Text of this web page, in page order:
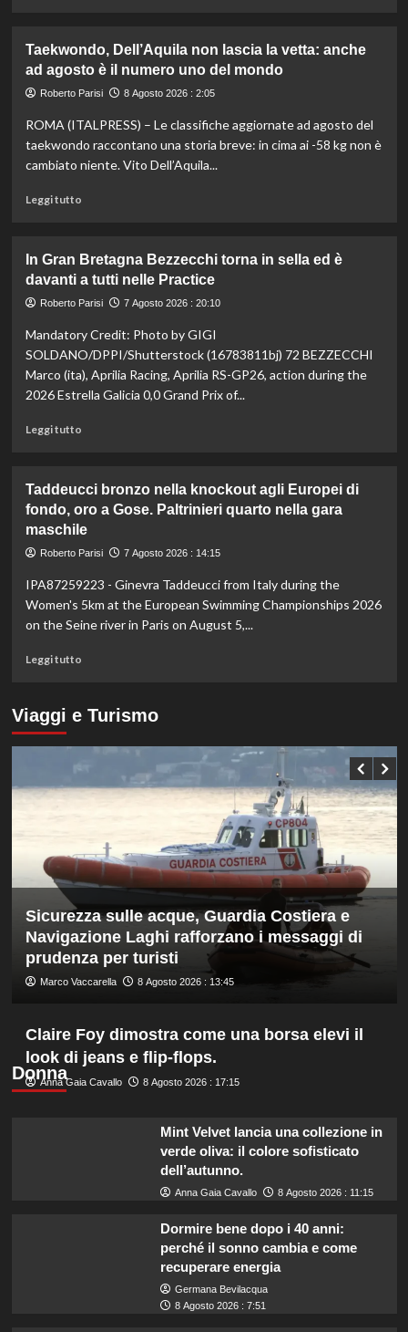
Impresa
di
Kelly
a
16
anni
Mondiali
U20
Taekwondo, Dell’Aquila non lascia la vetta: anche
ad agosto è il numero uno del mondo
Roberto Parisi 8 Agosto 2026 : 2:05
ROMA (ITALPRESS) – Le classifiche aggiornate ad agosto del
taekwondo raccontano una storia breve: in cima ai -58 kg non è
cambiato niente. Vito Dell’Aquila...
Leggi tuttoLeggi
Taekwondo,
Dell’Aquila
non
la
vetta:
anche
ad
del
mondo
In Gran Bretagna Bezzecchi torna in sella ed è
davanti a tutti nelle Practice
Roberto Parisi 7 Agosto 2026 : 20:10
Mandatory Credit: Photo by GIGI
SOLDANO/DPPI/Shutterstock (16783811bj) 72 BEZZECCHI
Marco (ita), Aprilia Racing, Aprilia RS-GP26, action during the
2026 Estrella Galicia 0,0 Grand Prix of...
Leggi tuttoLeggi
In
Gran
Bretagna
Bezzecchi
in
sella
ed
Practice
Taddeucci bronzo nella knockout agli Europei di
fondo, oro a Gose. Paltrinieri quarto nella gara
maschile
Roberto Parisi 7 Agosto 2026 : 14:15
IPA87259223 - Ginevra Taddeucci from Italy during the
Women's 5km at the European Swimming Championships 2026
on the Seine river in Paris on August 5,...
Leggi tuttoLeggi
su
Taddeucci
bronzo
knockout
agli
fondo,
oro
a
Paltrinieri
quarto
nella
maschile
Viaggi e Turismo
Sicurezza sulle acque, Guardia Costiera e
Navigazione Laghi rafforzano i messaggi di
prudenza per turisti
Marco Vaccarella 8 Agosto 2026 : 13:45
Donna
Claire Foy dimostra come una borsa elevi il
look di jeans e flip-flops.
Anna Gaia Cavallo 8 Agosto 2026 : 17:15
Mint Velvet lancia una collezione in
verde oliva: il colore sofisticato
dell’autunno.
Anna Gaia Cavallo 8 Agosto 2026 : 11:15
Dormire bene dopo i 40 anni:
perché il sonno cambia e come
recuperare energia
Germana Bevilacqua
8 Agosto 2026 : 7:51